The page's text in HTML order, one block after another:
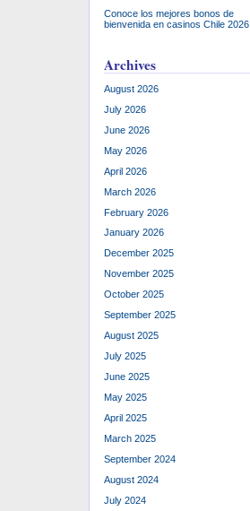
Conoce los mejores bonos de
bienvenida en casinos Chile 2026
Archives
August 2026
July 2026
June 2026
May 2026
April 2026
March 2026
February 2026
January 2026
December 2025
November 2025
October 2025
September 2025
August 2025
July 2025
June 2025
May 2025
April 2025
March 2025
September 2024
August 2024
July 2024